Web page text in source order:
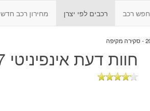
חפש רכב רכבים לפי יצרן מחירון רכב חדש
חוות דעת אינפיניטי g37 יד שנייה 2007 - 2014